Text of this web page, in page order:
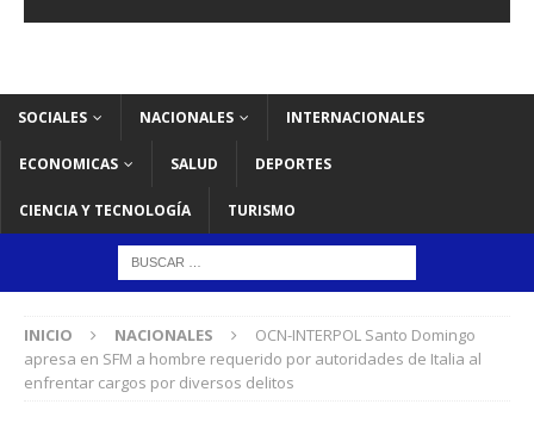
SOCIALES NACIONALES INTERNACIONALES
ECONOMICAS SALUD DEPORTES
CIENCIA Y TECNOLOGÍA TURISMO
INICIO NACIONALES
OCN-INTERPOL Santo Domingo
apresa en SFM a hombre requerido por autoridades de Italia al
enfrentar cargos por diversos delitos